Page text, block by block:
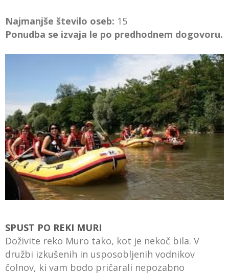
Najmanjše število oseb: 15
Ponudba se izvaja le po predhodnem dogovoru.
SPUST PO REKI MURI
Doživite reko Muro tako, kot je nekoč bila. V
družbi izkušenih in usposobljenih vodnikov
čolnov, ki vam bodo pričarali nepozabno